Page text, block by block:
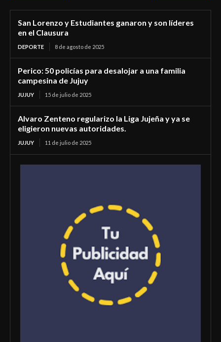
San Lorenzo y Estudiantes ganaron y son líderes
en el Clausura
DEPORTE 8 de agosto de 2025
Perico: 50 policías para desalojar a una familia
campesina de Jujuy
JUJUY 15 de julio de 2025
Alvaro Zenteno regularizo la Liga Jujeña y ya se
eligieron nuevas autoridades.
JUJUY 11 de julio de 2025